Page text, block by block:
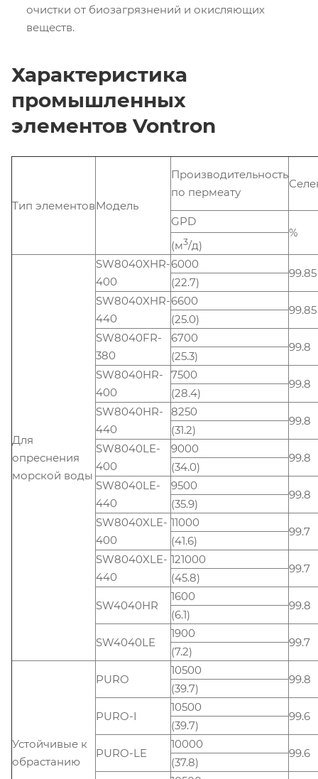
очистки от биозагрязнений и окисляющих
веществ.
Характеристика
промышленных
элементов Vontron
Тип элементовМодель
Производительность
по пермеату
GPD
%
(м3/д)
Для
опреснения
морской воды
SW8040XHR-
400
6000
99.85
(22.7)
SW8040XHR-
440
6600
99.85
(25.0)
SW8040FR-
380
6700
99.8
(25.3)
SW8040HR-
400
7500
99.8
(28.4)
SW8040HR-
440
8250
99.8
(31.2)
SW8040LE-
400
9000
99.8
(34.0)
SW8040LE-
440
9500
99.8
(35.9)
SW8040XLE-
400
11000
99.7
(41.6)
SW8040XLE-
440
121000
99.7
(45.8)
SW4040HR
1600
99.8
(6.1)
SW4040LE
1900
99.7
(7.2)
Устойчивые к
обрастанию
PURO
10500
99.8
(39.7)
PURO-I
10500
99.6
(39.7)
PURO-LE
10000
99.6
(37.8)